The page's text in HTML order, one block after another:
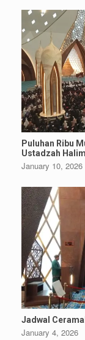
Puluhan Ribu
Ustadzah
January 10, 2026
Jadwal
January 4, 2026